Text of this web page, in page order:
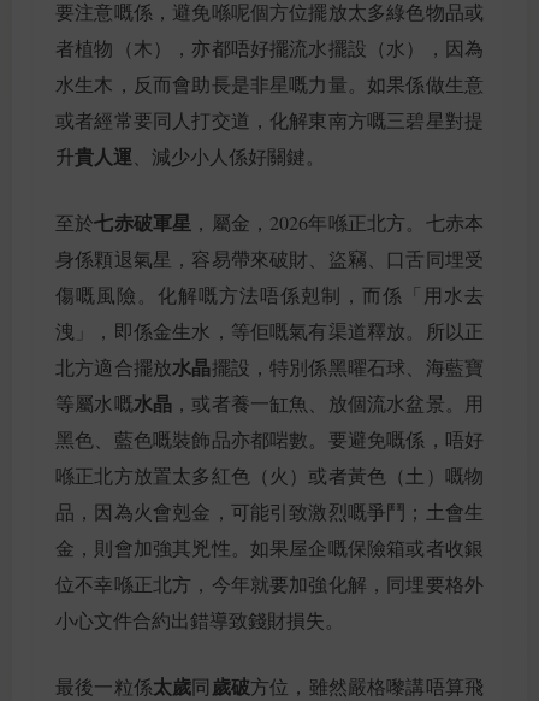
要注意嘅係，避免喺呢個方位擺放太多綠色物品或
者植物（木），亦都唔好擺流水擺設（水），因為
水生木，反而會助長是非星嘅力量。如果係做生意
或者經常要同人打交道，化解東南方嘅三碧星對提
升貴人運 、減少小人係好關鍵。
至於七赤破軍星 ，屬金，2026年喺正北方。七赤本
身係顆退氣星，容易帶來破財、盜竊、口舌同埋受
傷嘅風險。化解嘅方法唔係剋制，而係「用水去
洩」，即係金生水，等佢嘅氣有渠道釋放。所以正
北方適合擺放水晶擺設，特別係黑曜石球、海藍寶
等屬水嘅水晶 ，或者養一缸魚、放個流水盆景。用
黑色、藍色嘅裝飾品亦都啱數。要避免嘅係，唔好
喺正北方放置太多紅色（火）或者黃色（土）嘅物
品，因為火會剋金，可能引致激烈嘅爭鬥；土會生
金，則會加強其兇性。如果屋企嘅保險箱或者收銀
位不幸喺正北方，今年就要加強化解，同埋要格外
小心文件合約出錯導致錢財損失。
最後一粒係太歲同歲破方位，雖然嚴格嚟講唔算飛